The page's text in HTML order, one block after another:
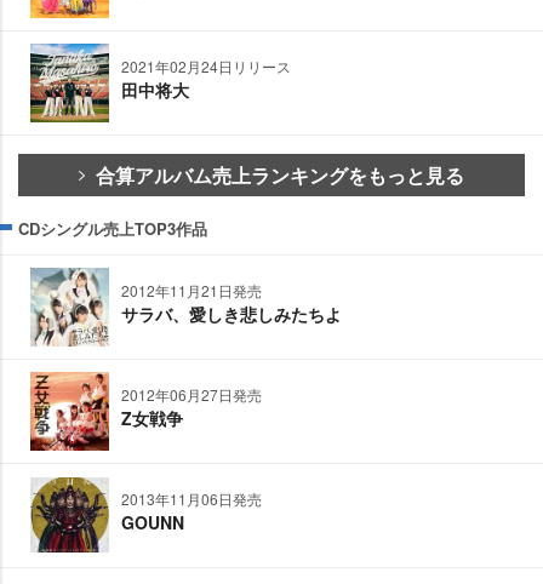
2021年02月24日リリース
田中将大
合算アルバム売上ランキングをもっと見る
CDシングル売上TOP3作品
2012年11月21日発売
サラバ、愛しき悲しみたちよ
2012年06月27日発売
Z女戦争
2013年11月06日発売
GOUNN